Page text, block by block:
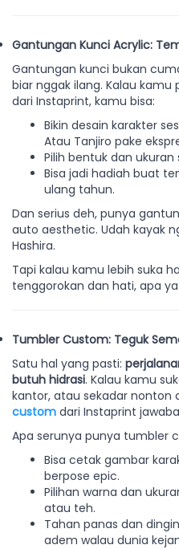
Gantungan Kunci Acrylic:
Gantungan kunci bukan
biar nggak ilang. Kalau kamu
dari Instaprint, kamu bisa:
Bikin desain karakter
Atau Tanjiro pake
Pilih bentuk dan
Bisa jadi hadiah buat
ulang tahun.
Dan serius deh, punya
auto aesthetic. Udah kayak
Hashira.
Tapi kalau kamu lebih suka
tenggorokan dan hati, apa
Tumbler Custom: Teguk
Satu hal yang pasti:
butuh hidrasi. Kalau kamu
kantor, atau sekadar nonton
custom dari Instaprint
Apa serunya punya tumbler
Bisa cetak gambar
berpose epic.
Pilihan warna dan
atau teh.
Tahan panas dan
adem walau dunia